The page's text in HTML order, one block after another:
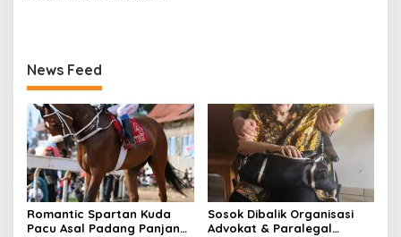
News Feed
Romantic Spartan Kuda
Pacu Asal Padang Panjang
Sosok Dibalik Organisasi
Advokat & Paralegal